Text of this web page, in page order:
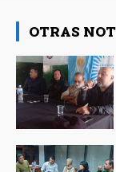
OTRAS